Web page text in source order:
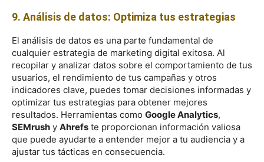
9. Análisis de datos: Optimiza tus estrategias
El análisis de datos es una parte fundamental de
cualquier estrategia de marketing digital exitosa. Al
recopilar y analizar datos sobre el comportamiento de tus
usuarios, el rendimiento de tus campañas y otros
indicadores clave, puedes tomar decisiones informadas y
optimizar tus estrategias para obtener mejores
resultados. Herramientas como Google Analytics,
SEMrush y Ahrefs te proporcionan información valiosa
que puede ayudarte a entender mejor a tu audiencia y a
ajustar tus tácticas en consecuencia.